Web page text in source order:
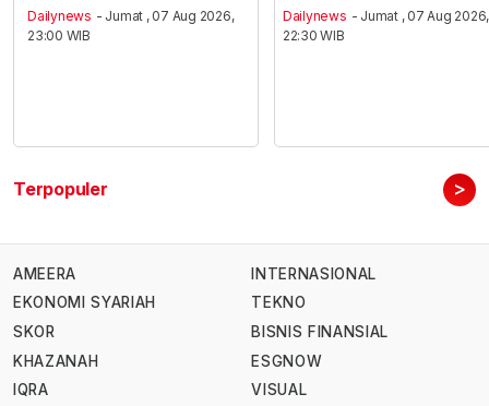
Dailynews - Jumat , 07 Aug 2026,
23:00 WIB
Dailynews - Jumat , 07 Aug 2026,
22:30 WIB
Terpopuler >
AMEERA
EKONOMI SYARIAH
SKOR
KHAZANAH
IQRA
INTERNASIONAL
TEKNO
BISNIS FINANSIAL
ESGNOW
VISUAL